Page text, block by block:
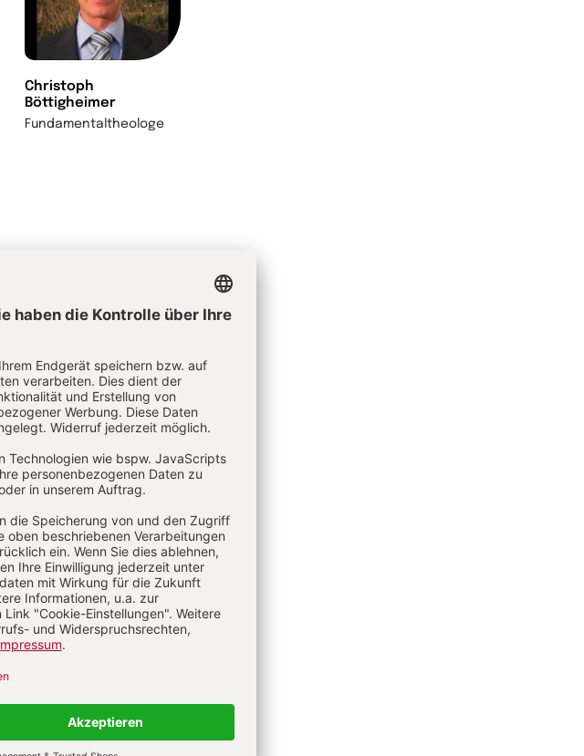
Christoph
Böttigheimer
Fundamentaltheologe
Theologe